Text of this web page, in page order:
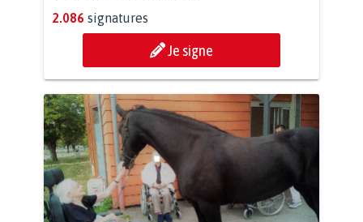
2.086 signatures
Je signe